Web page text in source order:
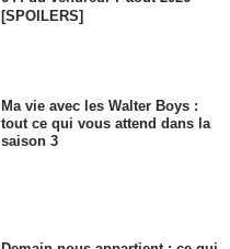
[SPOILERS]
Ma vie avec les Walter Boys :
tout ce qui vous attend dans la
saison 3